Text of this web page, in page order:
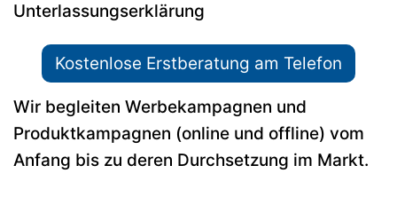
Unterlassungserklärung
Kostenlose Erstberatung am Telefon
Wir begleiten Werbekampagnen und
Produktkampagnen (online und offline) vom
Anfang bis zu deren Durchsetzung im Markt.